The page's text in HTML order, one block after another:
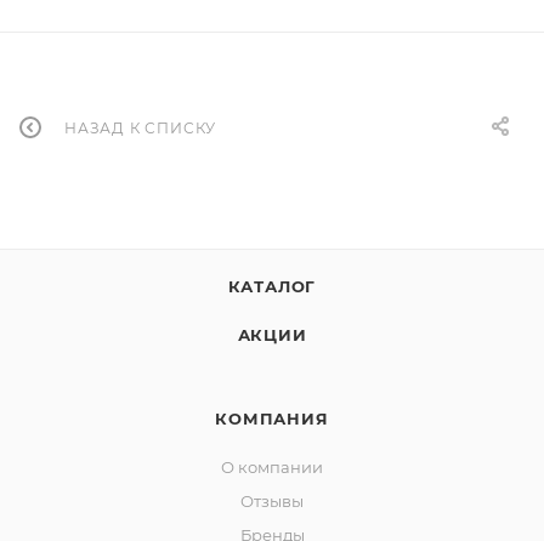
НАЗАД К СПИСКУ
КАТАЛОГ
АКЦИИ
КОМПАНИЯ
О компании
Отзывы
Бренды